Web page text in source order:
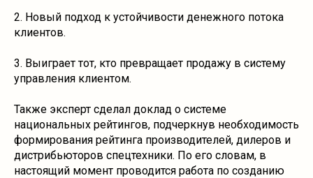
2. Новый подход к устойчивости денежного потока
клиентов.
3. Выиграет тот, кто превращает продажу в систему
управления клиентом.
Также эксперт сделал доклад о системе
национальных рейтингов, подчеркнув необходимость
формирования рейтинга производителей, дилеров и
дистрибьюторов спецтехники. По его словам, в
настоящий момент проводится работа по созданию